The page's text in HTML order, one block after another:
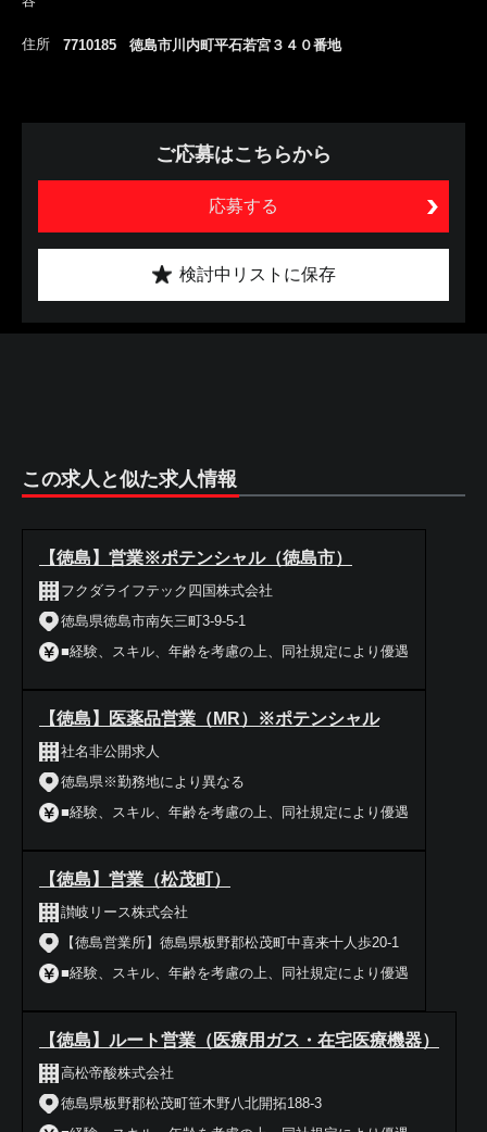
住所 7710185 徳島市川内町平石若宮３４０番地
ご応募はこちらから
応募する
検討中リストに保存
この求人と似た求人情報
【徳島】営業※ポテンシャル（徳島市）
フクダライフテック四国株式会社
徳島県徳島市南矢三町3-9-5-1
■経験、スキル、年齢を考慮の上、同社規定により優遇
【徳島】医薬品営業（MR）※ポテンシャル
社名非公開求人
徳島県※勤務地により異なる
■経験、スキル、年齢を考慮の上、同社規定により優遇
【徳島】営業（松茂町）
讃岐リース株式会社
【徳島営業所】徳島県板野郡松茂町中喜来十人歩20-1
■経験、スキル、年齢を考慮の上、同社規定により優遇
【徳島】ルート営業（医療用ガス・在宅医療機器）
高松帝酸株式会社
徳島県板野郡松茂町笹木野八北開拓188-3